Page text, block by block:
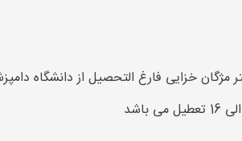
مژگان خزایی فارغ التحصیل از دانشگاه